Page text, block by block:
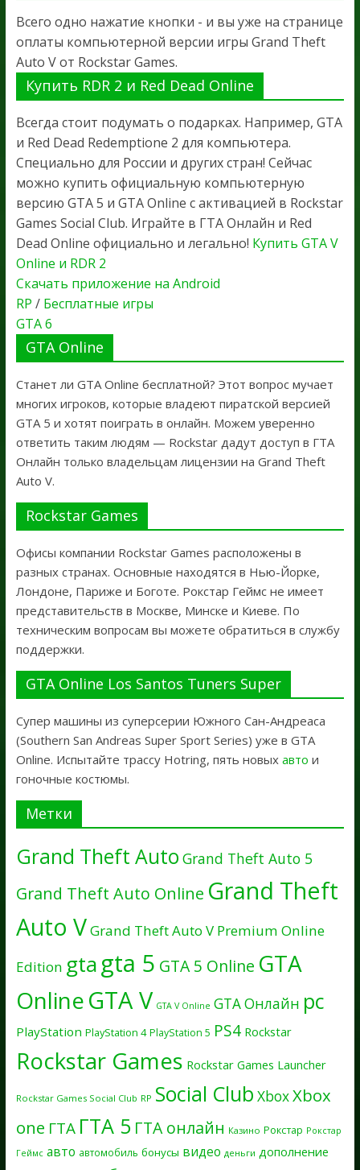
Всего одно нажатие кнопки - и вы уже на странице
оплаты компьютерной версии игры Grand Theft
Auto V от Rockstar Games.
Купить RDR 2 и Red Dead Online
Всегда стоит подумать о подарках. Например, GTA
и Red Dead Redemptione 2 для компьютера.
Специально для России и других стран! Сейчас
можно купить официальную компьютерную
версию GTA 5 и GTA Online с активацией в Rockstar
Games Social Club. Играйте в ГТА Онлайн и Red
Dead Online официально и легально! Купить GTA V
Online и RDR 2
Скачать приложение на Android
RP / Бесплатные игры
GTA 6
GTA Online
Станет ли GTA Online бесплатной? Этот вопрос мучает
многих игроков, которые владеют пиратской версией
GTA 5 и хотят поиграть в онлайн. Можем уверенно
ответить таким людям — Rockstar дадут доступ в ГТА
Онлайн только владельцам лицензии на Grand Theft
Auto V.
Rockstar Games
Офисы компании Rockstar Games расположены в
разных странах. Основные находятся в Нью-Йорке,
Лондоне, Париже и Боготе. Рокстар Геймс не имеет
представительств в Москве, Минске и Киеве. По
техническим вопросам вы можете обратиться в службу
поддержки.
GTA Online Los Santos Tuners Super
Супер машины из суперсерии Южного Сан-Андреаса
(Southern San Andreas Super Sport Series) уже в GTA
Online. Испытайте трассу Hotring, пять новых авто и
гоночные костюмы.
Метки
Grand Theft Auto Grand Theft Auto 5
Grand Theft Auto Online Grand Theft
Auto VGrand Theft Auto V Premium Online
Edition gtagta 5 GTA 5 Online GTA
OnlineGTA V GTA V Online GTA Онлайн pc
PlayStation PlayStation 4 PlayStation 5 PS4 Rockstar
Rockstar Games Rockstar Games Launcher
Rockstar Games Social Club RP Social Club XboxXbox
one ГТА ГТА 5 ГТА онлайн Казино Рокстар Рокстар
Геймс авто автомобиль бонусы видео деньги дополнение